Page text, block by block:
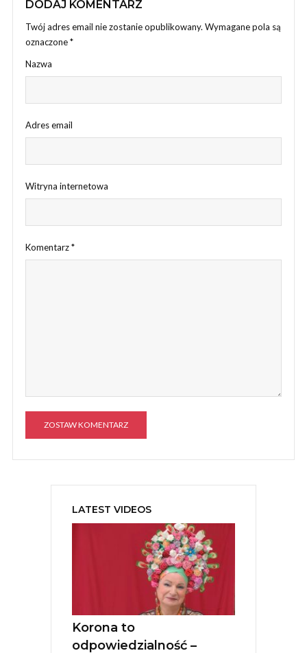
DODAJ KOMENTARZ
Twój adres email nie zostanie opublikowany. Wymagane pola są
oznaczone*
Nazwa
Adres email
Witryna internetowa
Komentarz*
A
LATEST VIDEOS
Korona to
odpowiedzialność –